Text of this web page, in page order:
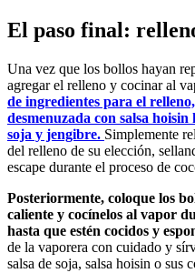
El paso final:
Una vez que los bollos hayan
agregar el relleno y cocinar al
de ingredientes para el
desmenuzada con salsa
soja y jengibre. Simplemente
del relleno de su elección,
escape durante el proceso de
Posteriormente, coloque los
caliente y cocínelos al vapor
hasta que estén cocidos y
de la vaporera con cuidado y
salsa de soja, salsa hoisin o sus